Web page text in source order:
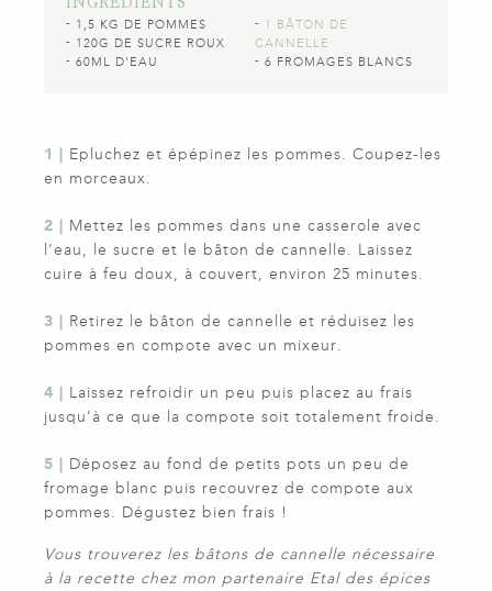
1,5 KG DE POMMES
120G DE SUCRE ROUX
60ML D'EAU
1 BÂTON DE
CANNELLE
6 FROMAGES BLANCS
1 | Epluchez et épépinez les pommes. Coupez-les
en morceaux.
2 | Mettez les pommes dans une casserole avec
l’eau, le sucre et le bâton de cannelle. Laissez
cuire à feu doux, à couvert, environ 25 minutes.
3 | Retirez le bâton de cannelle et réduisez les
pommes en compote avec un mixeur.
4 | Laissez refroidir un peu puis placez au frais
jusqu’à ce que la compote soit totalement froide.
5 | Déposez au fond de petits pots un peu de
fromage blanc puis recouvrez de compote aux
pommes. Dégustez bien frais !
Vous trouverez les bâtons de cannelle nécessaire
à la recette chez mon partenaire Etal des épices